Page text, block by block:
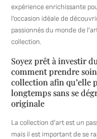
expérience enrichissante
l’occasion idéale de
passionnés du monde de
collection.
Soyez prêt à investir
comment prendre
collection afin qu’elle
longtemps sans se
originale
La collection d’art est un
mais il est important de se